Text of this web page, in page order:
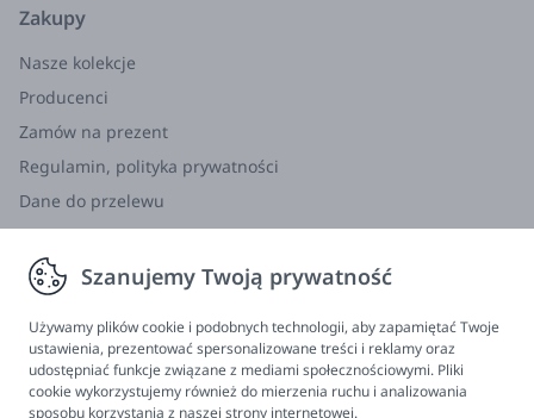
Zakupy
Nasze kolekcje
Producenci
Zamów na prezent
Regulamin, polityka prywatności
Dane do przelewu
Zwroty, wymiana, reklamacja
Informacje
Program lojalnościowy
FAQ - najczęściej zadawane pytania
Newsletter
Szanujemy Twoją prywatność
Używamy plików cookie i podobnych technologii, aby zapamiętać Twoje
ustawienia, prezentować spersonalizowane treści i reklamy oraz
udostępniać funkcje związane z mediami społecznościowymi. Pliki
cookie wykorzystujemy również do mierzenia ruchu i analizowania
sposobu korzystania z naszej strony internetowej.